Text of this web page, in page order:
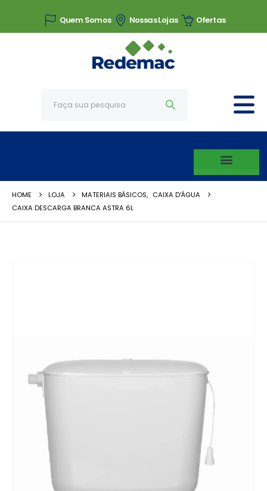
Quem Somos Nossas Lojas Ofertas
HOME LOJA MATERIAIS BÁSICOS, CAIXA D'ÁGUA
CAIXA DESCARGA BRANCA ASTRA 6L